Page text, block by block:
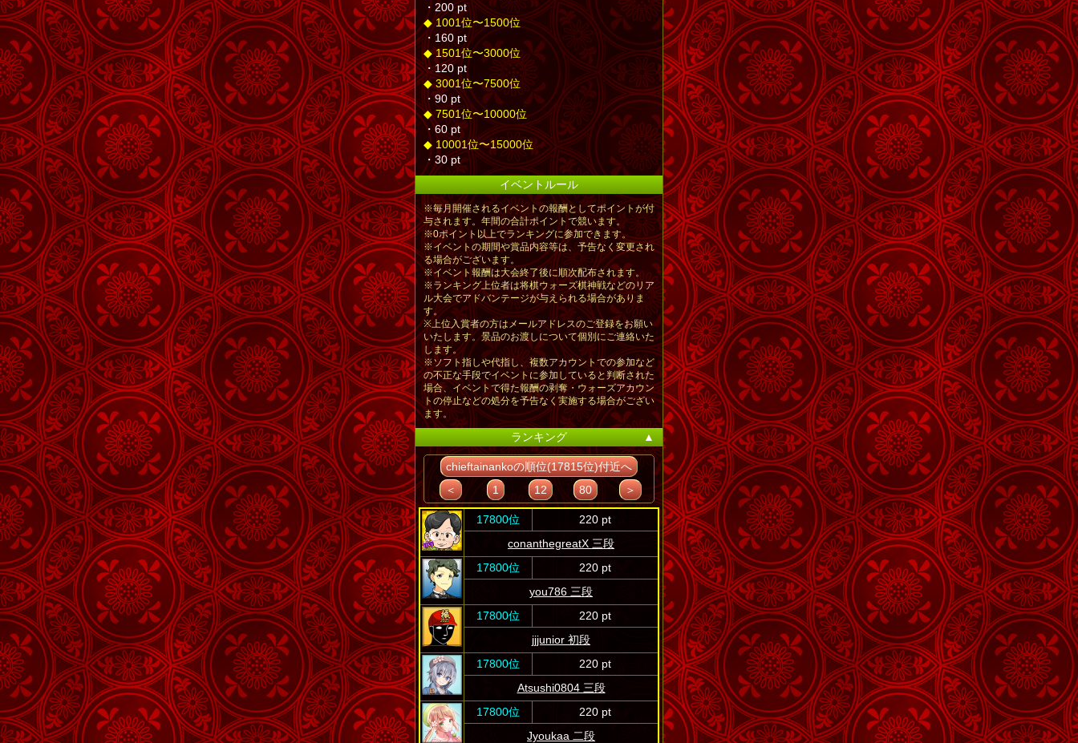
・200 pt
◆ 1001位〜1500位
・160 pt
◆ 1501位〜3000位
・120 pt
◆ 3001位〜7500位
・90 pt
◆ 7501位〜10000位
・60 pt
◆ 10001位〜15000位
・30 pt
イベントルール
※毎月開催されるイベントの報酬としてポイントが付
与されます。年間の合計ポイントで競います。
※0ポイント以上でランキングに参加できます。
※イベントの期間や賞品内容等は、予告なく変更され
る場合がございます。
※イベント報酬は大会終了後に順次配布されます。
※ランキング上位者は将棋ウォーズ棋神戦などのリア
ル大会でアドバンテージが与えられる場合がありま
す。
※上位入賞者の方はメールアドレスのご登録をお願い
いたします。景品のお渡しについて個別にご連絡いた
します。
※ソフト指しや代指し、複数アカウントでの参加など
の不正な手段でイベントに参加していると判断された
場合、イベントで得た報酬の剥奪・ウォーズアカウン
トの停止などの処分を予告なく実施する場合がござい
ます。
ランキング ▲
chieftainankoの順位(17815位)付近へ
＜
1 12 80 ＞
17800位
220 pt
conanthegreatX 三段
17800位
220 pt
you786 三段
17800位
220 pt
jjjunior 初段
17800位
220 pt
Atsushi0804 三段
17800位
220 pt
Jyoukaa 二段